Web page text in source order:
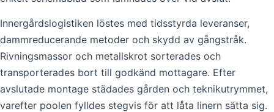
Innergårdslogistiken löstes med tidsstyrda leveranser,
dammreducerande metoder och skydd av gångstråk.
Rivningsmassor och metallskrot sorterades och
transporterades bort till godkänd mottagare. Efter
avslutade montage städades gården och teknikutrymmet,
varefter poolen fylldes stegvis för att låta linern sätta sig.